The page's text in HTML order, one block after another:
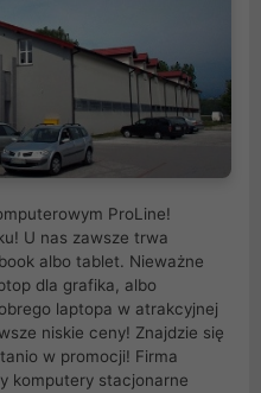
ProLine!
U nas zawsze trwa
albo tablet. Nieważne
dla grafika, albo
laptopa w atrakcyjnej
niskie ceny! Znajdzie się
w promocji! Firma
komputery stacjonarne